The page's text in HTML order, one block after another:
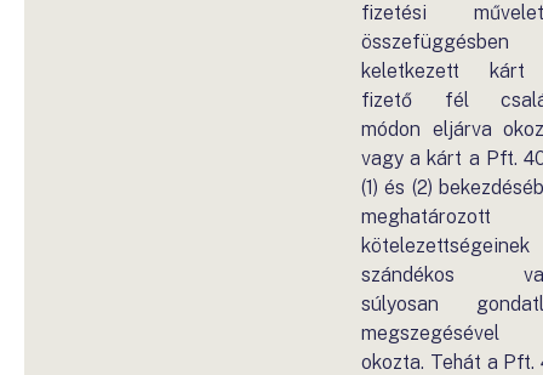
fizetési
összefüggésben
keletkezett
fizető fél
módon eljárva
vagy a kárt a Pft.
(1) és (2)
meghatározott
kötelezettségeinek
szándékos
súlyosan
megszegésével
okozta. Tehát a Pft.